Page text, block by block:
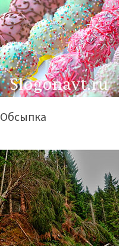
Обсыпка